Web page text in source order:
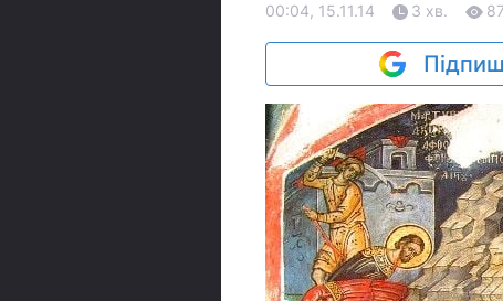
00:04, 15.11.14 3 хв. 87